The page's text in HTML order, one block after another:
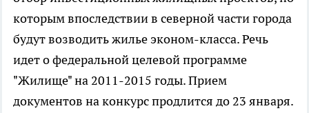
которым впоследствии в северной части города
будут возводить жилье эконом-класса. Речь
идет о федеральной целевой программе
"Жилище" на 2011-2015 годы. Прием
документов на конкурс продлится до 23 января.